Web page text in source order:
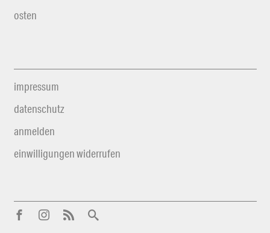
osten
impressum
datenschutz
anmelden
einwilligungen widerrufen